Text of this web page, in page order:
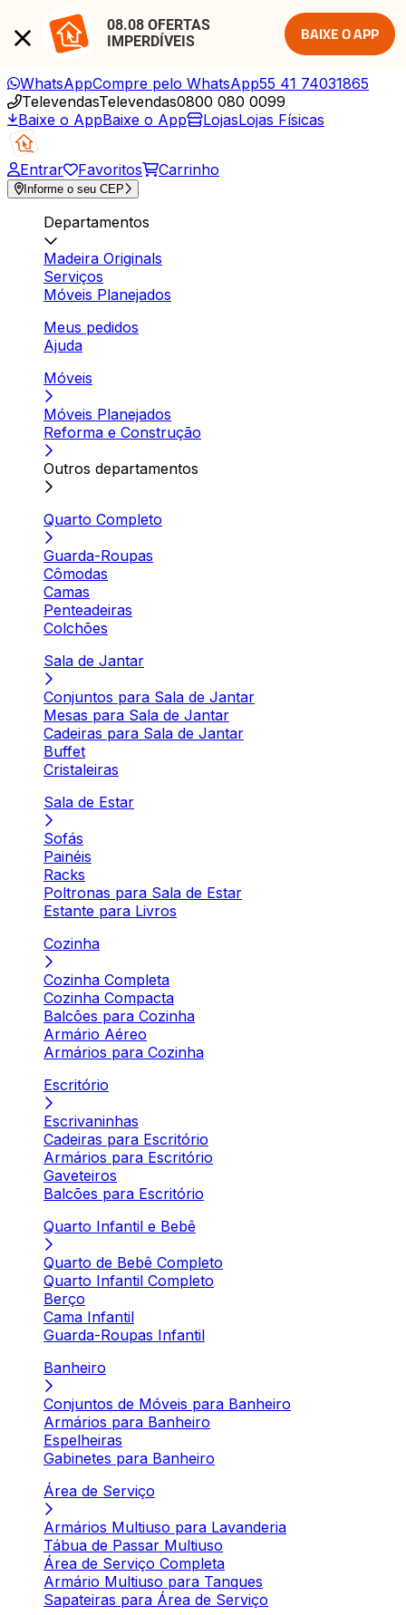
08.08 OFERTAS
IMPERDÍVEIS
BAIXE O APP
WhatsAppCompre pelo WhatsApp55 41 74031865
TelevendasTelevendas0800 080 0099
Baixe o AppBaixe o App LojasLojas Físicas
Entrar Favoritos Carrinho
Informe o seu CEP
Departamentos
Madeira Originals
Serviços
Móveis Planejados
Meus pedidos
Ajuda
Móveis
Móveis Planejados
Reforma e Construção
Outros departamentos
Quarto Completo
Guarda-Roupas
Cômodas
Camas
Penteadeiras
Colchões
Sala de Jantar
Conjuntos para Sala de Jantar
Mesas para Sala de Jantar
Cadeiras para Sala de Jantar
Buffet
Cristaleiras
Sala de Estar
Sofás
Painéis
Racks
Poltronas para Sala de Estar
Estante para Livros
Cozinha
Cozinha Completa
Cozinha Compacta
Balcões para Cozinha
Armário Aéreo
Armários para Cozinha
Escritório
Escrivaninhas
Cadeiras para Escritório
Armários para Escritório
Gaveteiros
Balcões para Escritório
Quarto Infantil e Bebê
Quarto de Bebê Completo
Quarto Infantil Completo
Berço
Cama Infantil
Guarda-Roupas Infantil
Banheiro
Conjuntos de Móveis para Banheiro
Armários para Banheiro
Espelheiras
Gabinetes para Banheiro
Área de Serviço
Armários Multiuso para Lavanderia
Tábua de Passar Multiuso
Área de Serviço Completa
Armário Multiuso para Tanques
Sapateiras para Área de Serviço